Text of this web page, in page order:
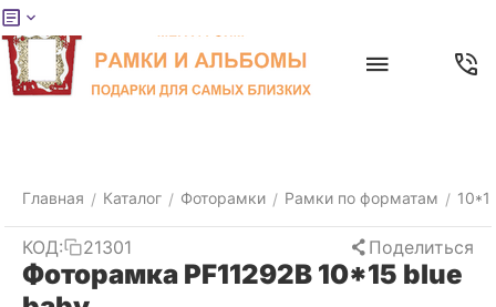
Главная / Каталог / Фоторамки / Рамки по форматам /
КОД: 21301 Поделиться
Фоторамка PF11292B 10*15 blue
Меню
товары